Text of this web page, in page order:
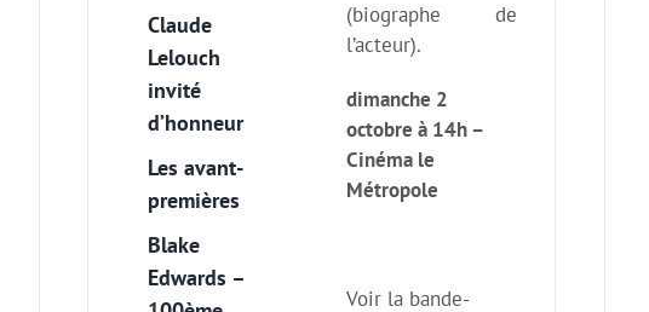
Claude
Lelouch
invité
d’honneur
Les avant-
premières
Blake
Edwards –
(biographe de
l’acteur).
dimanche 2
octobre à 14h –
Cinéma le
Métropole
Voir la bande-